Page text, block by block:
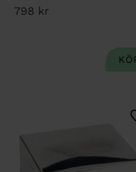
798 kr